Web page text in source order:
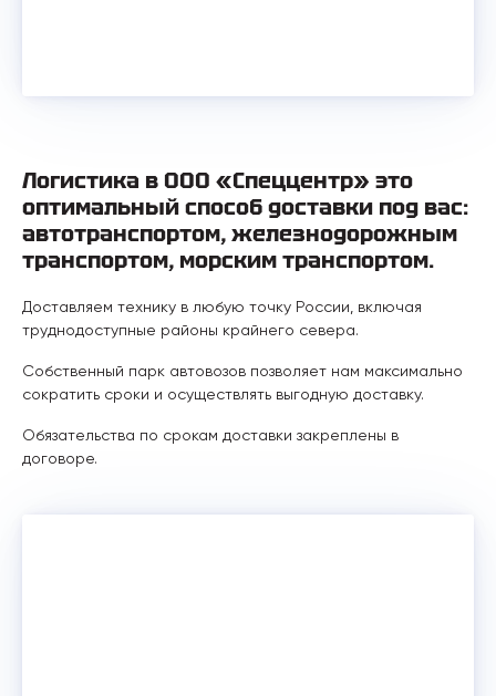
Логистика в ООО «Спеццентр» это
оптимальный способ доставки под вас:
автотранспортом, железнодорожным
транспортом, морским транспортом.
Доставляем технику в любую точку России, включая
труднодоступные районы крайнего севера.
Собственный парк автовозов позволяет нам максимально
сократить сроки и осуществлять выгодную доставку.
Обязательства по срокам доставки закреплены в
договоре.